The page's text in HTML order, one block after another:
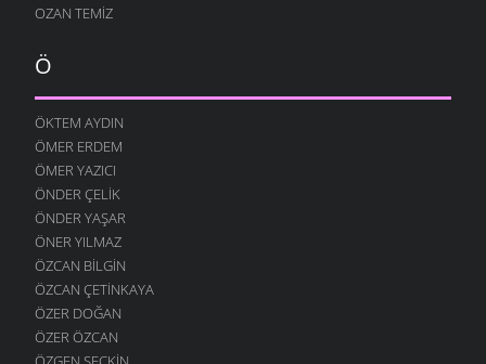
OZAN TEMIZ
Ö
ÖKTEM AYDIN
ÖMER ERDEM
ÖMER YAZICI
ÖNDER ÇELIK
ÖNDER YAŞAR
ÖNER YILMAZ
ÖZCAN BILGIN
ÖZCAN ÇETINKAYA
ÖZER DOĞAN
ÖZER ÖZCAN